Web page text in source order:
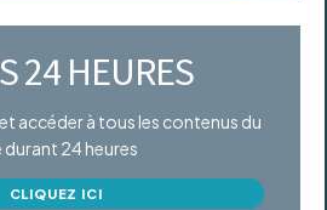
24 HEURES
accéder à tous les contenus du
durant 24 heures
CLIQUEZ ICI